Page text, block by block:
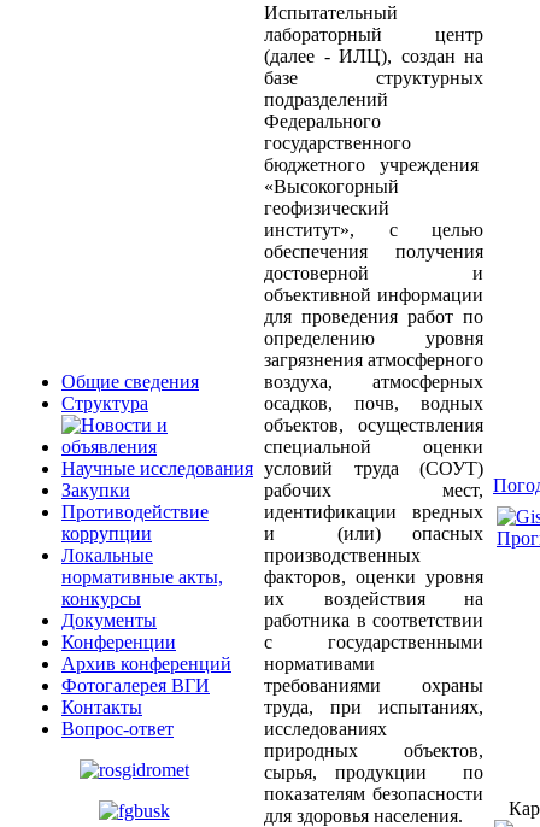
Общие сведения
Структура
Научные исследования
Закупки
Противодействие
коррупции
Локальные
нормативные акты,
конкурсы
Документы
Конференции
Архив конференций
Фотогалерея ВГИ
Контакты
Вопрос-ответ
Испытательный
лабораторный центр
(далее - ИЛЦ), создан на
базе структурных
подразделений
Федерального
государственного
бюджетного учреждения
«Высокогорный
геофизический
институт», с целью
обеспечения получения
достоверной и
объективной информации
для проведения работ по
определению уровня
загрязнения атмосферного
воздуха, атмосферных
осадков, почв, водных
объектов, осуществления
специальной оценки
условий труда (СОУТ)
рабочих мест,
идентификации вредных
и (или) опасных
производственных
факторов, оценки уровня
их воздействия на
работника в соответствии
с государственными
нормативами
требованиями охраны
труда, при испытаниях,
исследованиях
природных объектов,
сырья, продукции по
показателям безопасности
для здоровья населения.